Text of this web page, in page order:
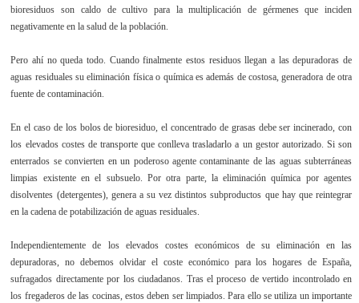
bioresiduos son caldo de cultivo para la multiplicación de gérmenes que inciden
negativamente en la salud de la población.
Pero ahí no queda todo. Cuando finalmente estos residuos llegan a las depuradoras de
aguas residuales su eliminación física o química es además de costosa, generadora de otra
fuente de contaminación.
En el caso de los bolos de bioresiduo, el concentrado de grasas debe ser incinerado, con
los elevados costes de transporte que conlleva trasladarlo a un gestor autorizado. Si son
enterrados se convierten en un poderoso agente contaminante de las aguas subterráneas
limpias existente en el subsuelo. Por otra parte, la eliminación química por agentes
disolventes (detergentes), genera a su vez distintos subproductos que hay que reintegrar
en la cadena de potabilización de aguas residuales.
Independientemente de los elevados costes económicos de su eliminación en las
depuradoras, no debemos olvidar el coste económico para los hogares de España,
sufragados directamente por los ciudadanos. Tras el proceso de vertido incontrolado en
los fregaderos de las cocinas, estos deben ser limpiados. Para ello se utiliza un importante